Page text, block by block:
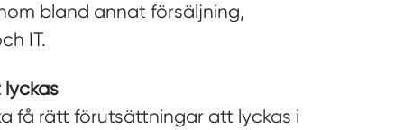
bland annat försäljning,
IT.
få rätt förutsättningar att lyckas i